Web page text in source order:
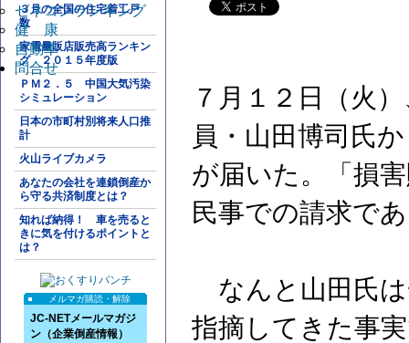
ゼネコンランキング
健 康
自動車
問合せ
３月の全国の住宅着工戸
数
家電量販店販売高ランキン
グ ２０１５年度版
ＰＭ２．５ 中国大気汚染
シミュレーション
日本の市町村別将来人口推
計
火山ライブカメラ
あなたの会社を連鎖倒産か
ら守る共済制度とは？
知れば納得！ 車を売ると
きに気を付けるポイントと
は？
メルマガ購読・解除
JC-NETメールマガジ
ン（企業倒産情報）
７月１２日（火
員・山田博司氏
が届いた。「損
民事での請求で
なんと山田氏は
指摘してきた事